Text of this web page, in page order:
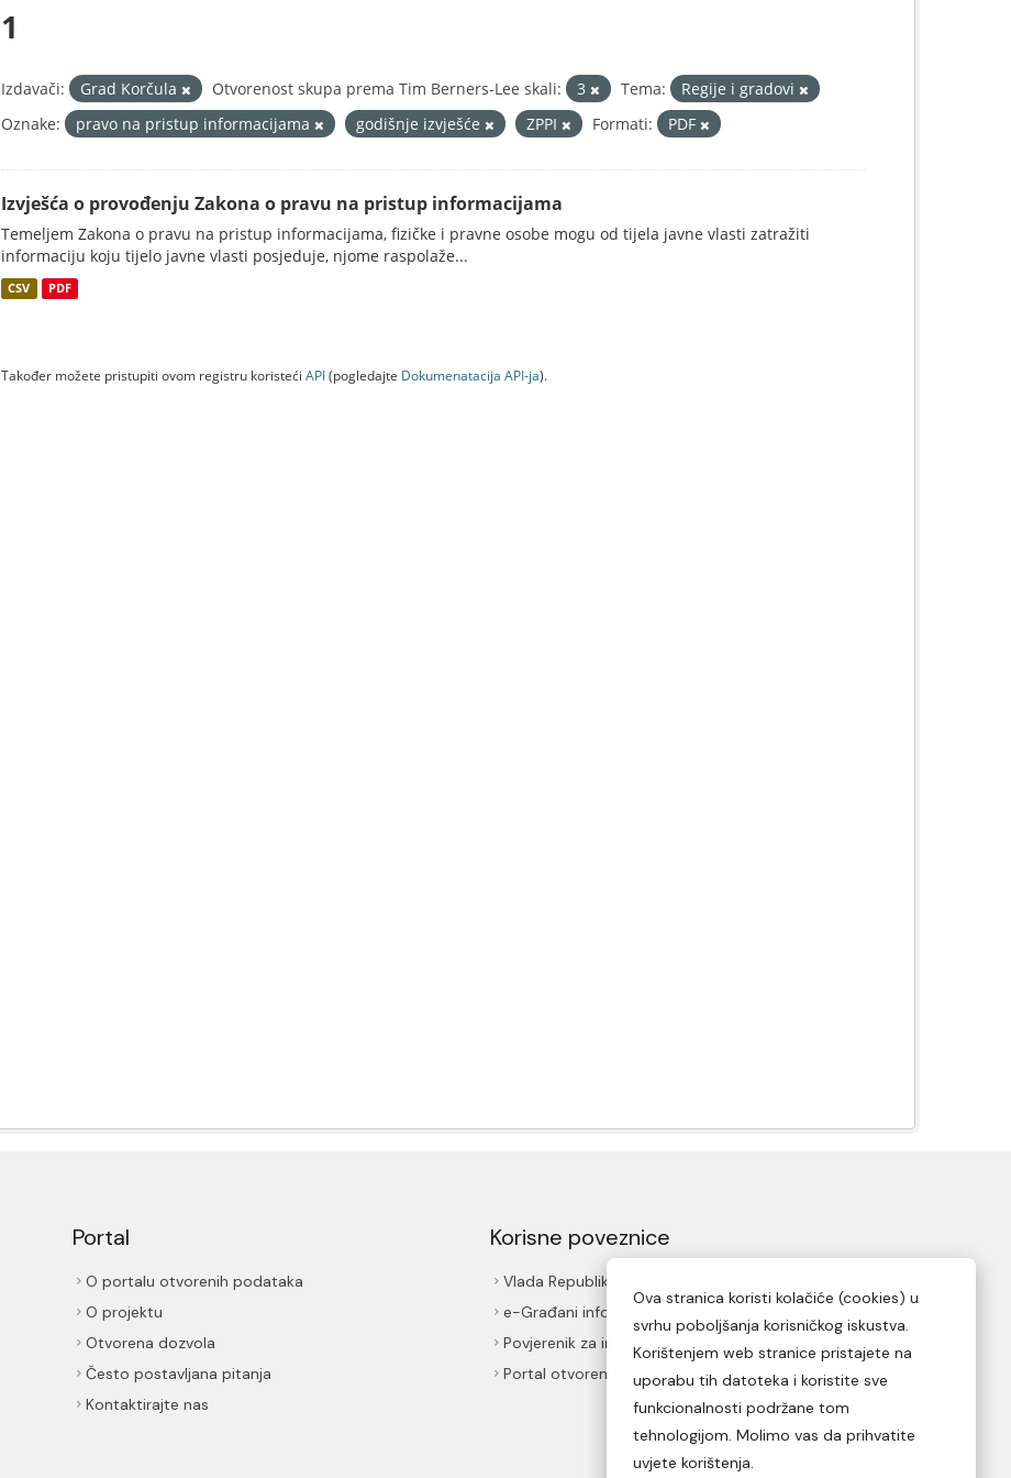
1
Izdavači: Grad Korčula Otvorenost skupa prema Tim Berners-Lee skali: 3 Tema:
Regije i gradovi
Oznake:
pravo na pristup informacijama godišnje izvješće ZPPI Formati: PDF
Izvješća o provođenju Zakona o pravu na pristup informacijama
Temeljem Zakona o pravu na pristup informacijama, fizičke i pravne osobe mogu od tijela javne vlasti zatražiti
informaciju koju tijelo javne vlasti posjeduje, njome raspolaže...
CSV PDF
Također možete pristupiti ovom registru koristeći API(pogledajte Dokumenаtаcijа API-jа).